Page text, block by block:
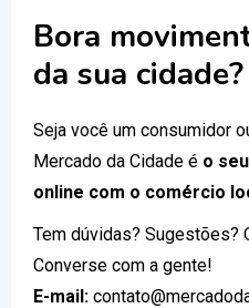
Bora
da sua cidade?
Seja você um consumidor
Mercado da Cidade é o
online com o comércio
Tem dúvidas? Sugestões?
Converse com a gente!
E-mail: